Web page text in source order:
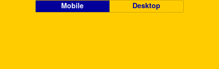
Mobile Desktop